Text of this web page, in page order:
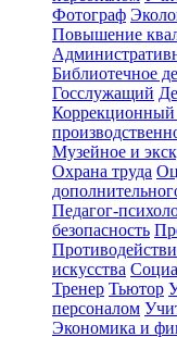
Фотограф
Повышение
Библиотечное
Госслужащий
Коррекционный
Музейное и
Охрана труда
Педагог-
безопасность
искусства
Тренер Тьютор
персоналом
Экономика и